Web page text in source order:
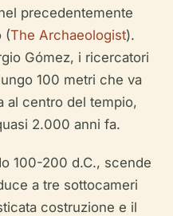
precedentemente
(The Archaeologist).
Gómez, i ricercatori
100 metri che va
al centro del tempio,
2.000 anni fa.
100-200 d.C., scende
a tre sottocameri
costruzione e il